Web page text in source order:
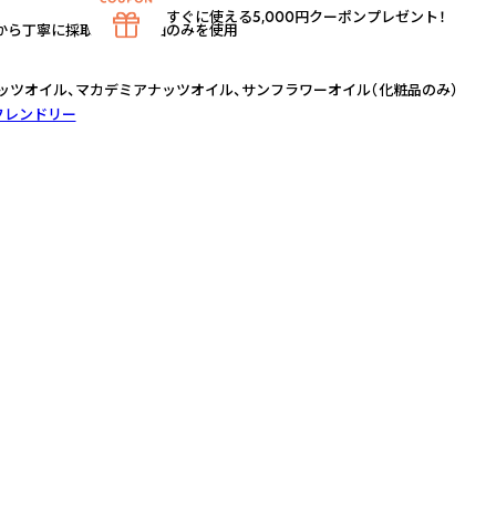
丁寧に採取された精油のみを使用
オイル、マカデミアナッツオイル、サンフラワーオイル（化粧品のみ）
ンドリー
すぐに使える5,000円クーポンプレゼント！